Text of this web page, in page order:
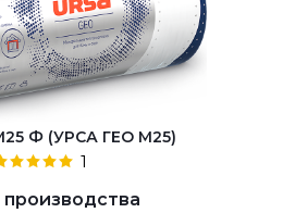
Ф (УРСА ГЕО М25)
1
производства